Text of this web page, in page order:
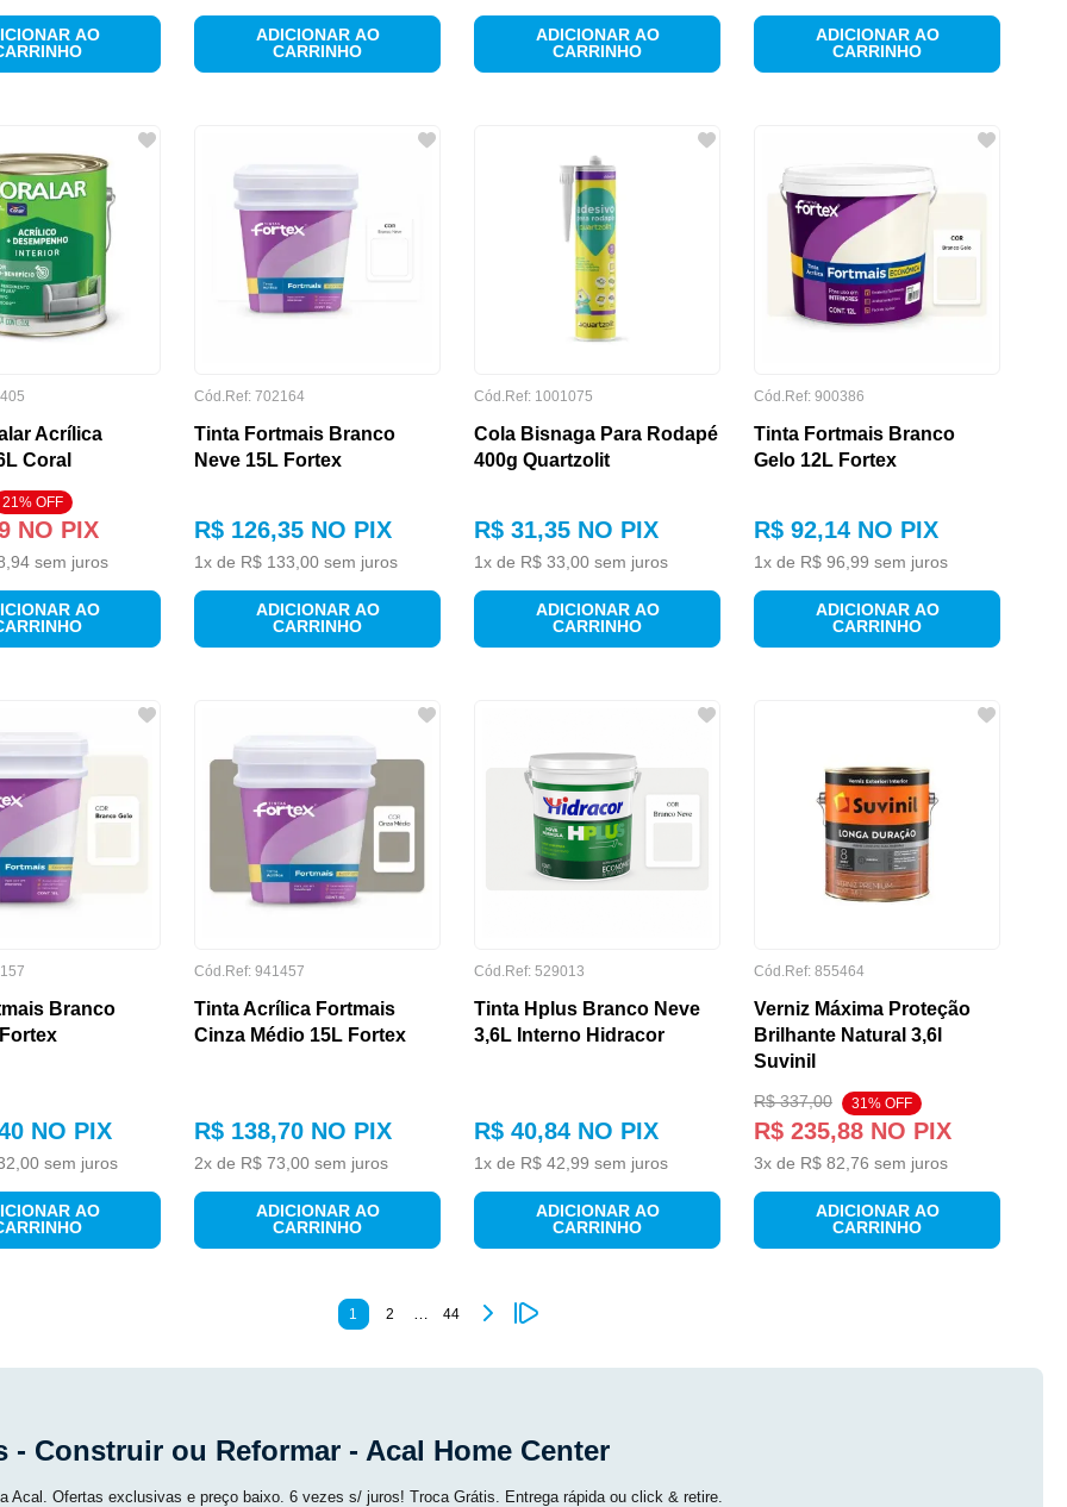
AO
ADICIONAR AO
CARRINHO
ADICIONAR AO
CARRINHO
ADICIONAR AO
CARRINHO
Acrílica
Coral
21% OFF
NO PIX
94 sem juros
AO
Cód.Ref: 702164
Tinta Fortmais Branco
Neve 15L Fortex
R$ 126,35 NO PIX
1x de R$ 133 00 sem juros
ADICIONAR AO
CARRINHO
Cód.Ref: 1001075
Cola Bisnaga Para Rodapé
400g Quartzolit
R$ 31,35 NO PIX
1x de R$ 33 00 sem juros
ADICIONAR AO
CARRINHO
Cód.Ref: 900386
Tinta Fortmais Branco
Gelo 12L Fortex
R$ 92,14 NO PIX
1x de R$ 96 99 sem juros
ADICIONAR AO
CARRINHO
Branco
NO PIX
00 sem juros
AO
Cód.Ref: 941457
Tinta Acrílica Fortmais
Cinza Médio 15L Fortex
R$ 138,70 NO PIX
2x de R$ 73 00 sem juros
ADICIONAR AO
CARRINHO
Cód.Ref: 529013
Tinta Hplus Branco Neve
3,6L Interno Hidracor
R$ 40,84 NO PIX
1x de R$ 42 99 sem juros
ADICIONAR AO
CARRINHO
Cód.Ref: 855464
Verniz Máxima Proteção
Brilhante Natural 3,6l
Suvinil
R$ 337,00 31% OFF
R$ 235,88 NO PIX
3x de R$ 82 76 sem juros
ADICIONAR AO
CARRINHO
1 2 … 44
- Construir ou Reformar - Acal Home Center
Acal. Ofertas exclusivas e preço baixo. 6 vezes s/ juros! Troca Grátis. Entrega rápida ou click & retire.